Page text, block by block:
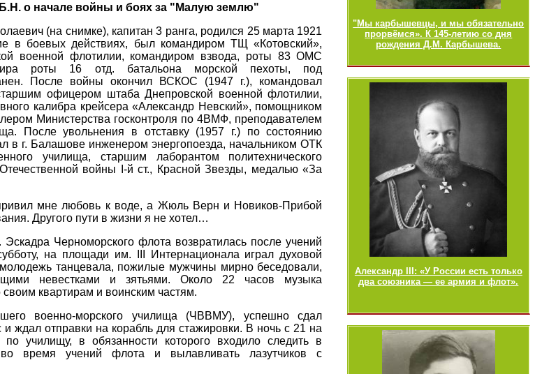
"Мы карбышевцы, и мы обязательно
прорвёмся». К 145-летию со дня
рождения Д.М. Карбышева.
Александр III: «У России есть только
два союзника — ее армия и флот».
о начале войны и боях за "Малую землю"
(на снимке), капитан 3 ранга, родился 25 марта 1921
в боевых действиях, был командиром ТЩ «Котовский»,
военной флотилии, командиром взвода, роты 83 ОМС
роты 16 отд. батальона морской пехоты, под
После войны окончил ВСКОС (1947 г.), командовал
офицером штаба Днепровской военной флотилии,
калибра крейсера «Александр Невский», помощником
Министерства госконтроля по 4ВМФ, преподавателем
После увольнения в отставку (1957 г.) по состоянию
в г. Балашове инженером энергопоезда, начальником ОТК
училища, старшим лаборантом политехнического
войны I-й ст., Красной Звезды, медалью «За
мне любовь к воде, а Жюль Верн и Новиков-Прибой
Другого пути в жизни я не хотел…
Черноморского флота возвратилась после учений
на площади им. III Интернационала играл духовой
танцевала, пожилые мужчины мирно беседовали,
невестками и зятьями. Около 22 часов музыка
квартирам и воинским частям.
военно-морского училища (ЧВВМУ), успешно сдал
ждал отправки на корабль для стажировки. В ночь с 21 на
училищу, в обязанности которого входило следить в
во время учений флота и вылавливать лазутчиков с